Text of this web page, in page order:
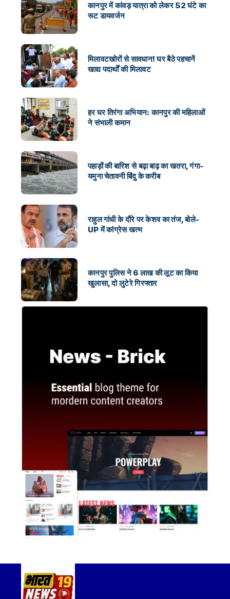
कानपुर में कांवड़ यात्रा को लेकर 52 घंटे का
रूट डायवर्जन
मिलावटखोरों से सावधान! घर बैठे पहचानें
खाद्य पदार्थों की मिलावट
हर घर तिरंगा अभियान: कानपुर की महिलाओं
ने संभाली कमान
पहाड़ों की बारिश से बढ़ा बाढ़ का खतरा, गंगा-
यमुना चेतावनी बिंदु के करीब
राहुल गांधी के दौरे पर केशव का तंज, बोले-
UP में कांग्रेस खत्म
कानपुर पुलिस ने 6 लाख की लूट का किया
खुलासा, दो लुटेरे गिरफ्तार